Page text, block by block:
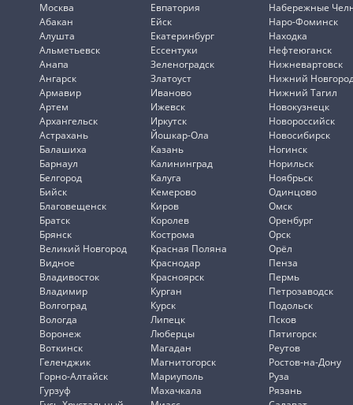
Москва
Абакан
Алушта
Альметьевск
Анапа
Ангарск
Армавир
Артем
Архангельск
Астрахань
Балашиха
Барнаул
Белгород
Бийск
Благовещенск
Братск
Брянск
Великий Новгород
Видное
Владивосток
Владимир
Волгоград
Вологда
Воронеж
Воткинск
Геленджик
Горно-Алтайск
Гурзуф
Евпатория
Ейск
Екатеринбург
Ессентуки
Зеленоградск
Златоуст
Иваново
Ижевск
Иркутск
Йошкар-Ола
Казань
Калининград
Калуга
Кемерово
Киров
Королев
Кострома
Красная Поляна
Краснодар
Красноярск
Курган
Курск
Липецк
Люберцы
Магадан
Магнитогорск
Мариуполь
Махачкала
Набережные
Наро-Фоминск
Находка
Нефтеюганск
Нижневартовск
Нижний
Нижний Тагил
Новокузнецк
Новороссийск
Новосибирск
Ногинск
Норильск
Ноябрьск
Одинцово
Омск
Оренбург
Орск
Орёл
Пенза
Пермь
Петрозаводск
Подольск
Псков
Пятигорск
Реутов
Ростов-на-Дону
Руза
Рязань